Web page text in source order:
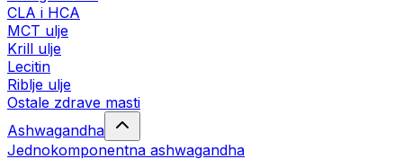
CLA i HCA
MCT ulje
Krill ulje
Lecitin
Riblje ulje
Ostale zdrave masti
Ashwagandha
Jednokomponentna ashwagandha